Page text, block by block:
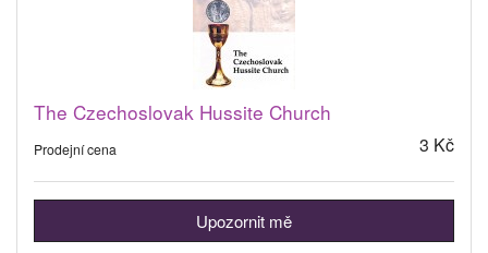
The Czechoslovak Hussite Church
Prodejní cena 3 Kč
Upozornit mě